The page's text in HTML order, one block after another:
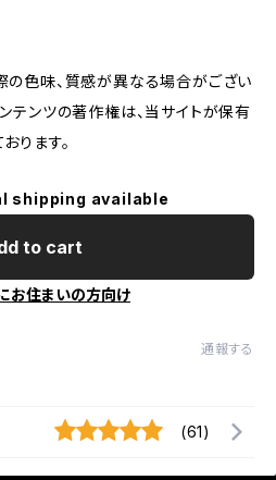
色味、質感が異なる場合がござい
テンツの著作権は、当サイトが保有
ります。
shipping available
to cart
お住まいの方向け
通報する
(61)